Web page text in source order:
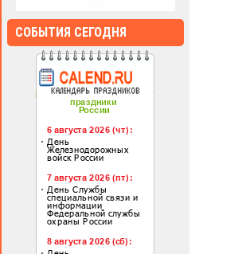
СОБЫТИЯ СЕГОДНЯ